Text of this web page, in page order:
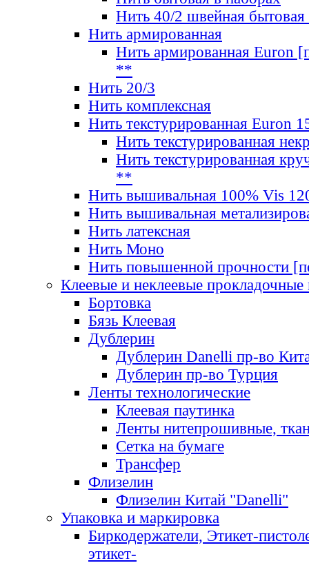
Нить 40/2 швейная бытовая
Нить армированная
Нить армированная Euron
**
Нить 20/3
Нить комплексная
Нить текстурированная Euron
Нить текстурированная
Нить текстурированная
**
Нить вышивальная 100% Vis
Нить вышивальная
Нить латексная
Нить Моно
Нить повышенной прочности
Клеевые и неклеевые прокладочные
Бортовка
Бязь Клеевая
Дублерин
Дублерин Danelli пр-во
Дублерин пр-во Турция
Ленты технологические
Клеевая паутинка
Ленты нитепрошивные,
Сетка на бумаге
Трансфер
Флизелин
Флизелин Китай "Danelli"
Упаковка и маркировка
Биркодержатели, Этикет-
этикет-